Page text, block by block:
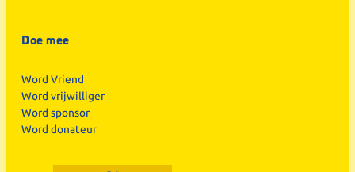
Doe mee
Word Vriend
Word vrijwilliger
Word sponsor
Word donateur